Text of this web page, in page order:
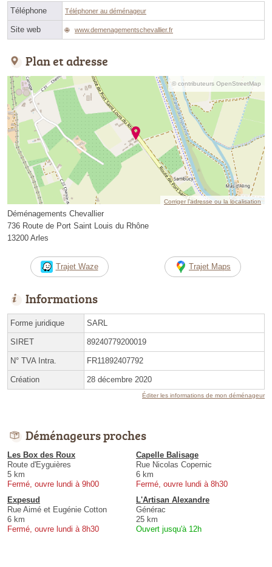
Téléphone Téléphoner au déménageur
Site web www.demenagementschevallier.fr
Plan et adresse
© contributeurs OpenStreetMap
Corriger l’adresse ou la localisation
Déménagements Chevallier
736 Route de Port Saint Louis du Rhône
13200 Arles
Trajet Waze Trajet Maps
Informations
Forme juridique SARL
SIRET 89240779200019
N° TVA Intra. FR11892407792
Création 28 décembre 2020
Éditer les informations de mon déménageur
Déménageurs proches
Les Box des Roux
Route d'Eyguières
5 km
Fermé, ouvre lundi à 9h00
Capelle Balisage
Rue Nicolas Copernic
6 km
Fermé, ouvre lundi à 8h30
Expesud
Rue Aimé et Eugénie Cotton
6 km
Fermé, ouvre lundi à 8h30
L'Artisan Alexandre
Générac
25 km
Ouvert jusqu'à 12h